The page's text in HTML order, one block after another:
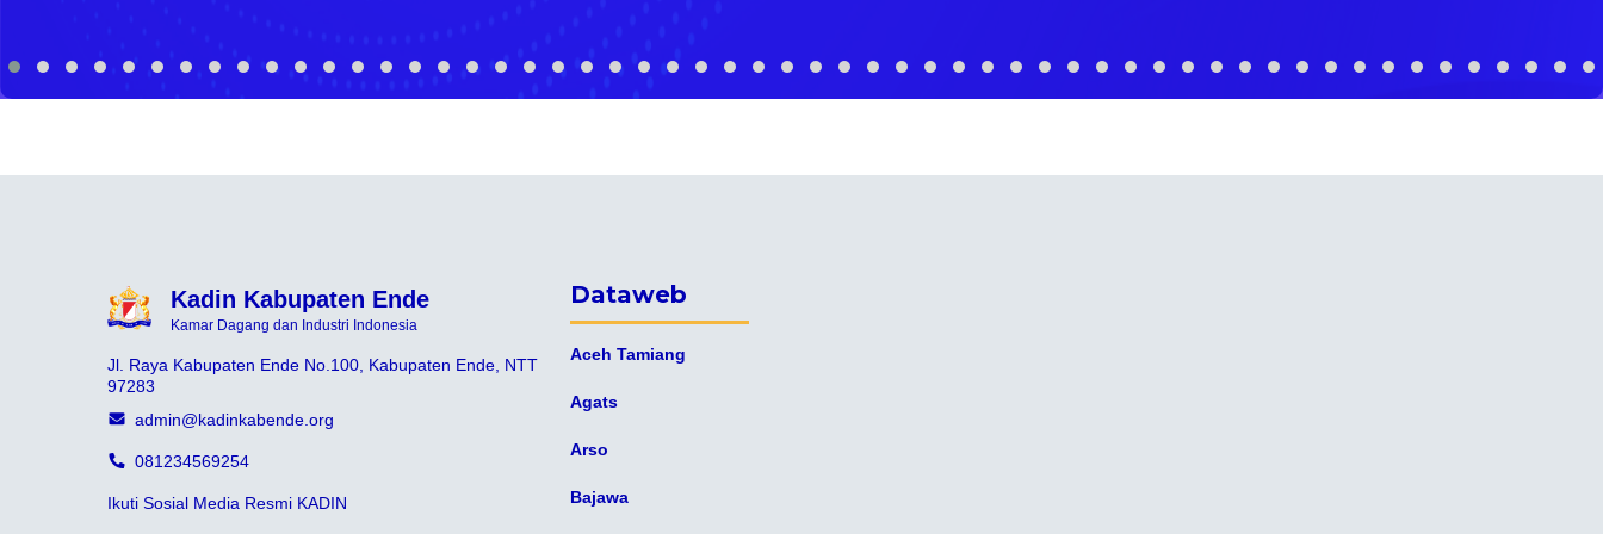
Kadin Kabupaten Ende
Kamar Dagang dan Industri Indonesia
Jl. Raya Kabupaten Ende No.100, Kabupaten Ende, NTT
97283
admin@kadinkabende.org
081234569254
Ikuti Sosial Media Resmi KADIN
Dataweb
Aceh Tamiang
Agats
Arso
Bajawa